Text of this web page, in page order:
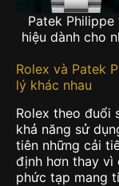
Patek
hiệu dành cho
Rolex và Patek
lý khác nhau
Rolex theo đuổi
khả năng sử
tiên những cải
định hơn thay vì
phức tạp mang